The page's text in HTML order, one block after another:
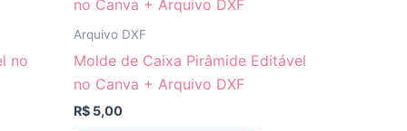
no
Arquivo DXF
Molde de Caixa Pirâmide Editável
no Canva + Arquivo DXF
R$ 5,00